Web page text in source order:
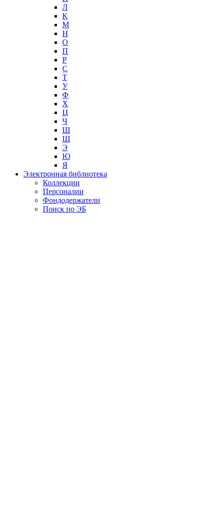
Л
К
М
Н
О
П
Р
С
Т
У
Ф
Х
Ц
Ч
Ш
Щ
Э
Ю
Я
Электронная библиотека
Коллекции
Персоналии
Фондодержатели
Поиск по ЭБ